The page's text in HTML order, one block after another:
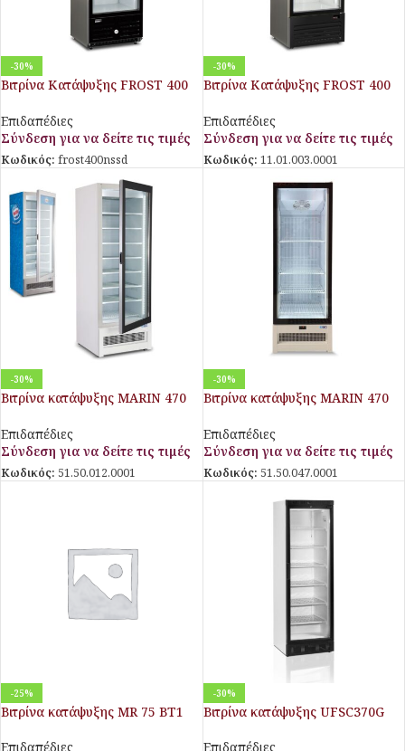
-30%
Βιτρίνα Κατάψυξης FROST 400
Επιδαπέδιες
Σύνδεση για να δείτε τις τιμές
Κωδικός: frost400nssd
-30%
Βιτρίνα Κατάψυξης FROST 400
Επιδαπέδιες
Σύνδεση για να δείτε τις τιμές
Κωδικός: 11.01.003.0001
-30%
Βιτρίνα κατάψυξης MARIN 470
Επιδαπέδιες
Σύνδεση για να δείτε τις τιμές
Κωδικός: 51.50.012.0001
-30%
Βιτρίνα κατάψυξης MARIN 470
Επιδαπέδιες
Σύνδεση για να δείτε τις τιμές
Κωδικός: 51.50.047.0001
-25%
Βιτρίνα κατάψυξης MR 75 BT1
Επιδαπέδιες
-30%
Βιτρίνα κατάψυξης UFSC370G
Επιδαπέδιες